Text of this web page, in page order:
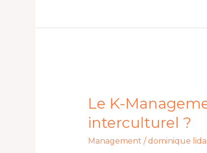
Le K-
interculturel ?
Management / dominique
Management
est-
il
type